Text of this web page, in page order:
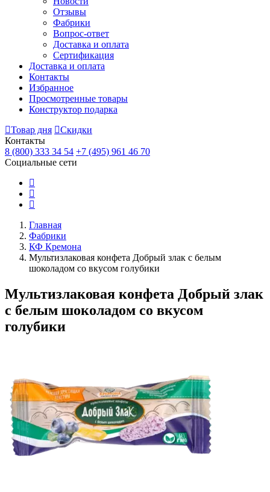
Отзывы
Фабрики
Вопрос-ответ
Доставка и оплата
Сертификация
Доставка и оплата
Контакты
Избранное
Просмотренные товары
Конструктор подарка
Товар дня
Скидки
Контакты
8 (800) 333 34 54 +7 (495) 961 46 70
Социальные сети
Главная
Фабрики
КФ Кремона
Мультизлаковая конфета Добрый злак с белым
шоколадом со вкусом голубики
Мультизлаковая конфета Добрый злак
с белым шоколадом со вкусом
голубики